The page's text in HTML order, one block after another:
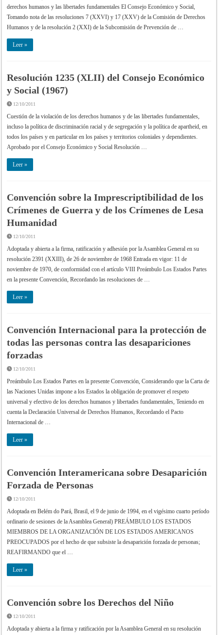
derechos humanos y las libertades fundamentales El Consejo Económico y Social,
Tomando nota de las resoluciones 7 (XXVI) y 17 (XXV) de la Comisión de Derechos
Humanos y de la resolución 2 (XXI) de la Subcomisión de Prevención de …
Leer »
Resolución 1235 (XLII) del Consejo Económico
y Social (1967)
12/10/2011
Cuestión de la violación de los derechos humanos y de las libertades fundamentales,
incluso la política de discriminación racial y de segregación y la política de apartheid, en
todos los países y en particular en los países y territorios coloniales y dependientes.
Aprobado por el Consejo Económico y Social Resolución …
Leer »
Convención sobre la Imprescriptibilidad de los
Crímenes de Guerra y de los Crímenes de Lesa
Humanidad
12/10/2011
Adoptada y abierta a la firma, ratificación y adhesión por la Asamblea General en su
resolución 2391 (XXIII), de 26 de noviembre de 1968 Entrada en vigor: 11 de
noviembre de 1970, de conformidad con el artículo VIII Preámbulo Los Estados Partes
en la presente Convención, Recordando las resoluciones de …
Leer »
Convención Internacional para la protección de
todas las personas contra las desapariciones
forzadas
12/10/2011
Preámbulo Los Estados Partes en la presente Convención, Considerando que la Carta de
las Naciones Unidas impone a los Estados la obligación de promover el respeto
universal y efectivo de los derechos humanos y libertades fundamentales, Teniendo en
cuenta la Declaración Universal de Derechos Humanos, Recordando el Pacto
Internacional de …
Leer »
Convención Interamericana sobre Desaparición
Forzada de Personas
12/10/2011
Adoptada en Belém do Pará, Brasil, el 9 de junio de 1994, en el vigésimo cuarto período
ordinario de sesiones de la Asamblea General) PREÁMBULO LOS ESTADOS
MIEMBROS DE LA ORGANIZACIÓN DE LOS ESTADOS AMERICANOS
PREOCUPADOS por el hecho de que subsiste la desaparición forzada de personas;
REAFIRMANDO que el …
Leer »
Convención sobre los Derechos del Niño
12/10/2011
Adoptada y abierta a la firma y ratificación por la Asamblea General en su resolución